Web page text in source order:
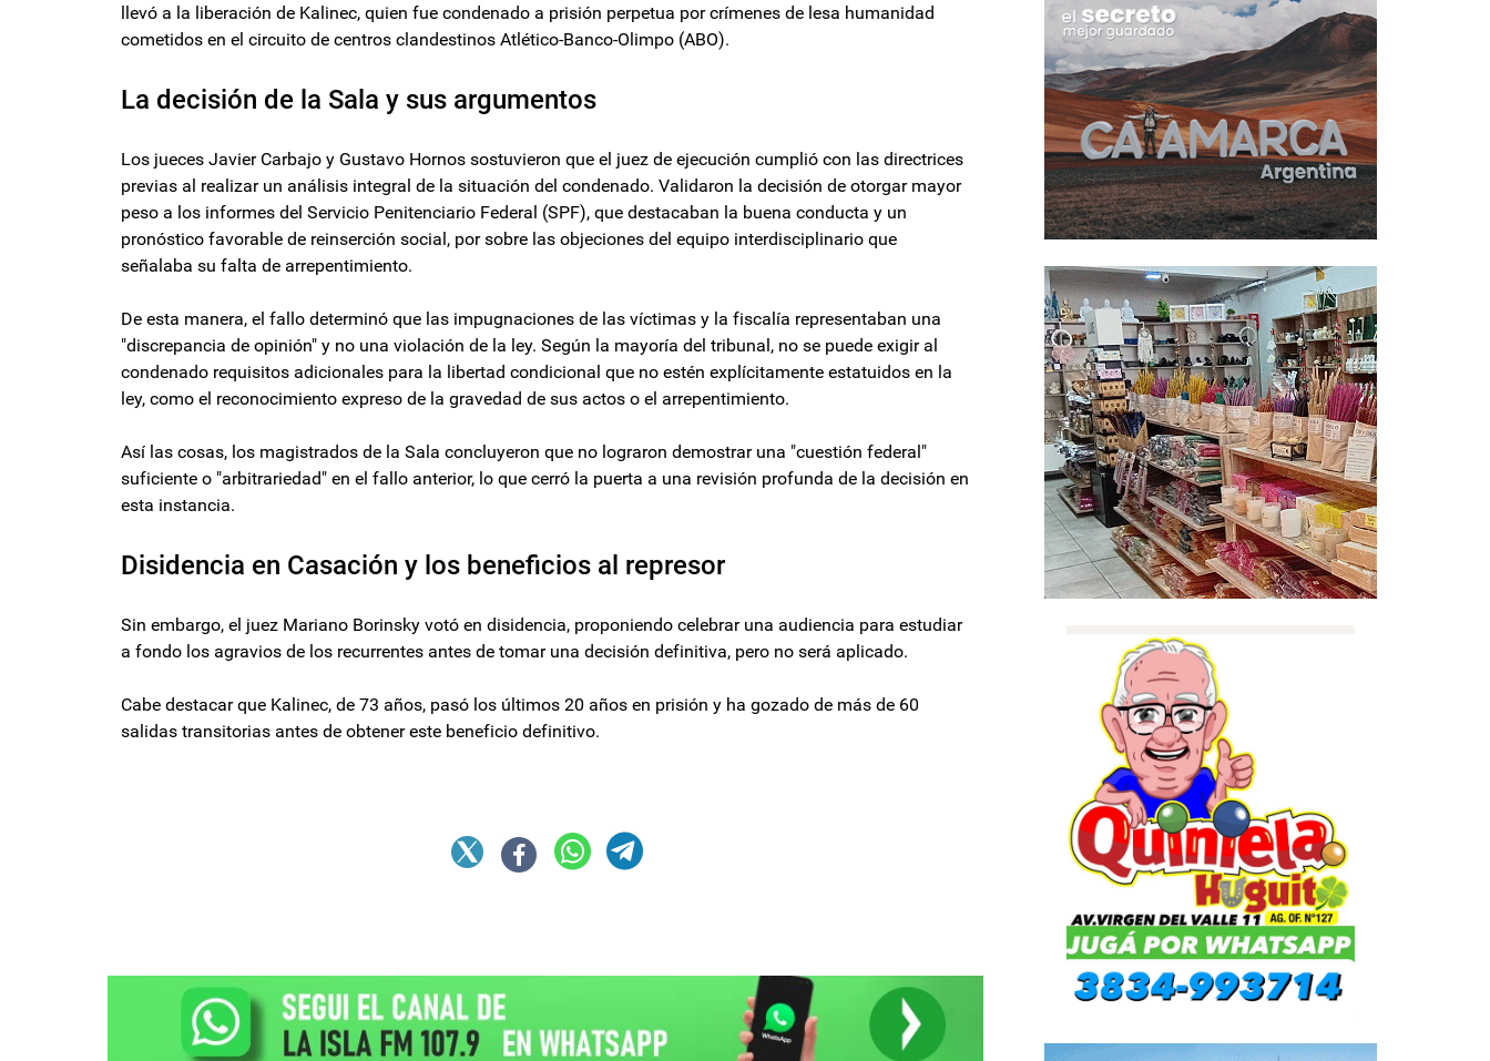
llevó a la liberación de Kalinec, quien fue condenado a prisión perpetua por crímenes de lesa humanidad
cometidos en el circuito de centros clandestinos Atlético-Banco-Olimpo (ABO).
La decisión de la Sala y sus argumentos
Los jueces Javier Carbajo y Gustavo Hornos sostuvieron que el juez de ejecución cumplió con las directrices
previas al realizar un análisis integral de la situación del condenado. Validaron la decisión de otorgar mayor
peso a los informes del Servicio Penitenciario Federal (SPF), que destacaban la buena conducta y un
pronóstico favorable de reinserción social, por sobre las objeciones del equipo interdisciplinario que
señalaba su falta de arrepentimiento.
De esta manera, el fallo determinó que las impugnaciones de las víctimas y la fiscalía representaban una
"discrepancia de opinión" y no una violación de la ley. Según la mayoría del tribunal, no se puede exigir al
condenado requisitos adicionales para la libertad condicional que no estén explícitamente estatuidos en la
ley, como el reconocimiento expreso de la gravedad de sus actos o el arrepentimiento.
Así las cosas, los magistrados de la Sala concluyeron que no lograron demostrar una "cuestión federal"
suficiente o "arbitrariedad" en el fallo anterior, lo que cerró la puerta a una revisión profunda de la decisión en
esta instancia.
Disidencia en Casación y los beneficios al represor
Sin embargo, el juez Mariano Borinsky votó en disidencia, proponiendo celebrar una audiencia para estudiar
a fondo los agravios de los recurrentes antes de tomar una decisión definitiva, pero no será aplicado.
Cabe destacar que Kalinec, de 73 años, pasó los últimos 20 años en prisión y ha gozado de más de 60
salidas transitorias antes de obtener este beneficio definitivo.